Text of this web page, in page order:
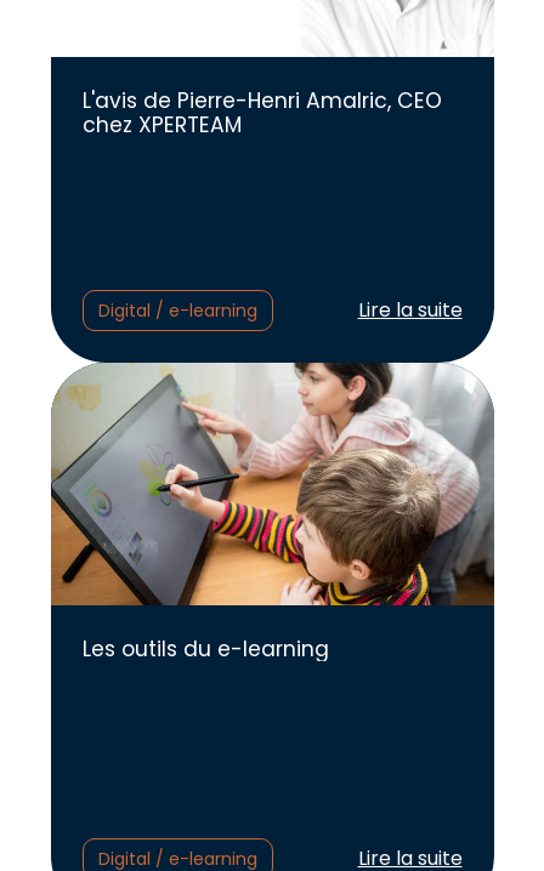
L'avis de Pierre-Henri Amalric, CEO
chez XPERTEAM
Digital / e-learning Lire l'article :
Lire la suite
Les outils du e-learning
Digital / e-learning Lire l'article :
Lire la suite